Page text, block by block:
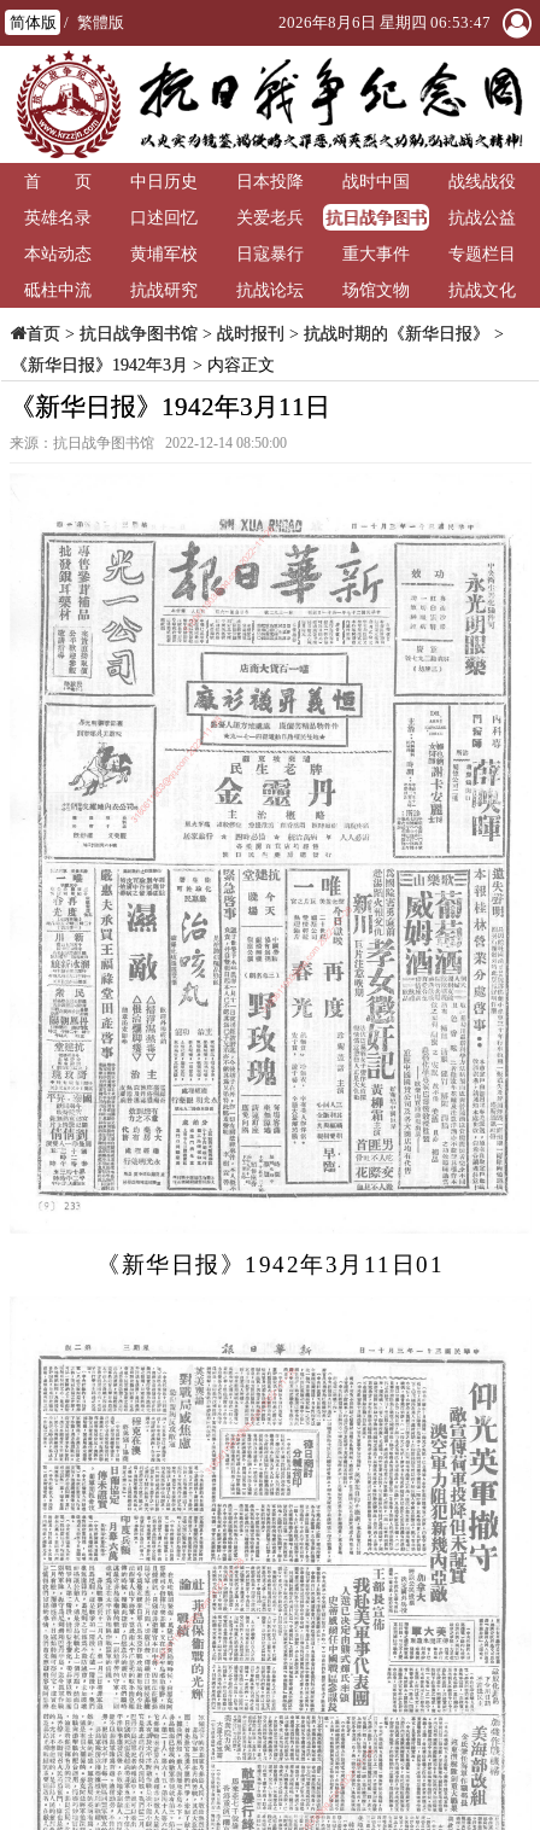
简体版 / 繁體版 2026年8月6日 星期四 06:53:48
首 页 中日历史 日本投降 战时中国
战线战役
英雄名录
口述回忆 关爱老兵
抗日战争图书
馆
抗战公益
本站动态
黄埔军校 日寇暴行 重大事件
专题栏目
砥柱中流
抗战研究 抗战论坛 场馆文物 抗战文化
首页> 抗日战争图书馆> 战时报刊 > 抗战时期的《新华日报》
>
《新华日报》1942年3月 > 内容正文
《新华日报》1942年3月11日
来源：抗日战争图书馆 2022-12-14 08:50:00
《新华日报》1942年3月11日01